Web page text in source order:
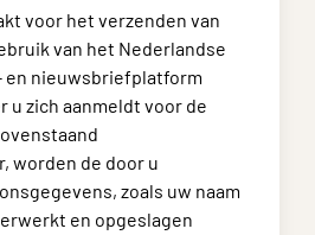
voor het verzenden van
van het Nederlandse
en nieuwsbriefplatform
u zich aanmeldt voor de
worden de door u
zoals uw naam
en opgeslagen